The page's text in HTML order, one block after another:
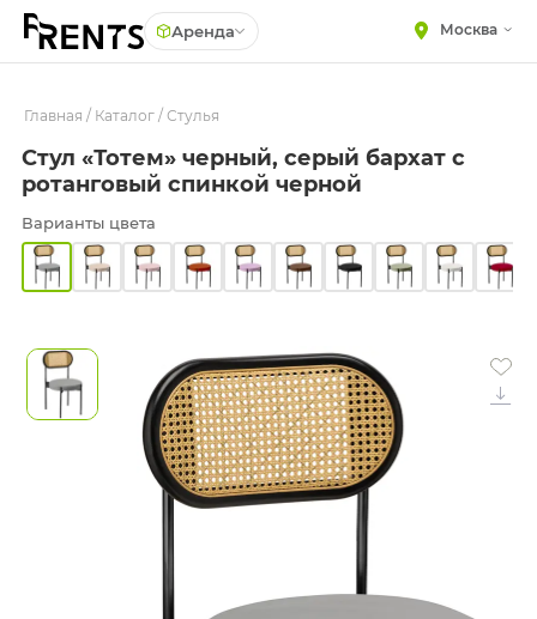
Аренда Москва
МЕБЕЛЬ
ПОСУДА
КРУПНОГАБАРИТНЫЙ
ДЕКОР
ГОТОВЫЕ РЕШЕНИЯ
ОСВЕЩЕНИЕ
Стулья
Подушки для стульев
Кресла
Скамейки
Фуршетная мебель
Барная мебель
Главная / Каталог / Стулья
Стул «Тотем» черный, серый бархат с
ротанговый спинкой черной
Варианты цвета